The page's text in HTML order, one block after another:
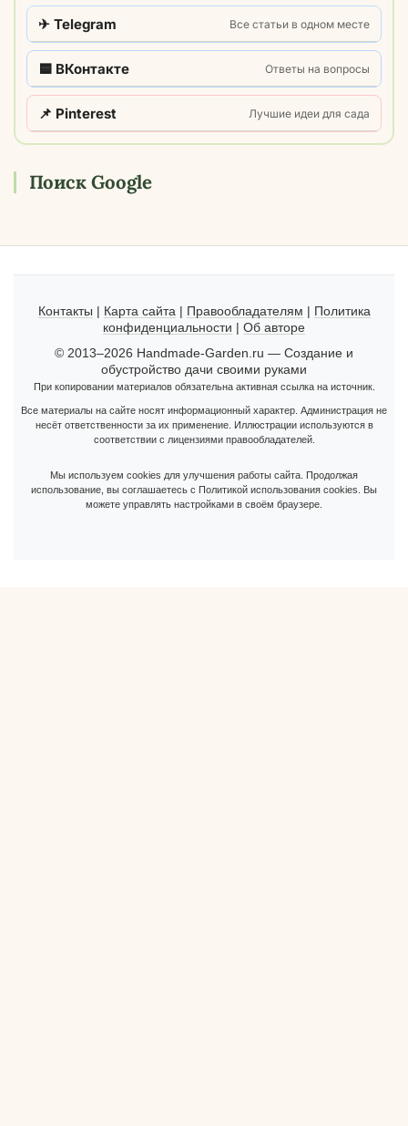
✈ Telegram Все статьи в одном месте
🟦 ВКонтакте Ответы на вопросы
📌 Pinterest Лучшие идеи для сада
Поиск Google
Контакты | Карта сайта| Правообладателям | Политика
конфиденциальности | Об авторе
© 2013–2026 Handmade-Garden.ru — Создание и
обустройство дачи своими руками
При копировании материалов обязательна активная ссылка на источник.
Все материалы на сайте носят информационный характер. Администрация не
несёт ответственности за их применение. Иллюстрации используются в
соответствии с лицензиями правообладателей.
Мы используем cookies для улучшения работы сайта. Продолжая
использование, вы соглашаетесь с Политикой использования cookies. Вы
можете управлять настройками в своём браузере.